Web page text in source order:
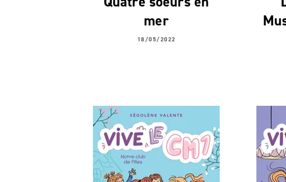
mer
18/05/2022